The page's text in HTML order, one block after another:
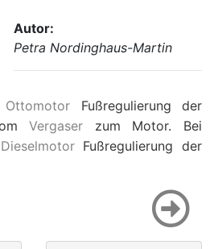
Autor:
Petra Nordinghaus-Martin
Ottomotor Fußregulierung der
Vergaser zum Motor. Bei
DieselmotorFußregulierung der